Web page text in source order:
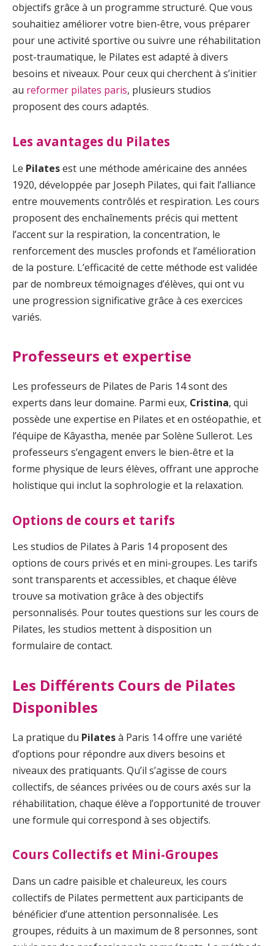
objectifs grâce à un programme structuré. Que vous
souhaitiez améliorer votre bien-être, vous préparer
pour une activité sportive ou suivre une réhabilitation
post-traumatique, le Pilates est adapté à divers
besoins et niveaux. Pour ceux qui cherchent à s’initier
au reformer pilates paris, plusieurs studios
proposent des cours adaptés.
Les avantages du Pilates
Le Pilatesest une méthode américaine des années
1920, développée par Joseph Pilates, qui fait l’alliance
entre mouvements contrôlés et respiration. Les cours
proposent des enchaînements précis qui mettent
l’accent sur la respiration, la concentration, le
renforcement des muscles profonds et l’amélioration
de la posture. L’efficacité de cette méthode est validée
par de nombreux témoignages d’élèves, qui ont vu
une progression significative grâce à ces exercices
variés.
Professeurs et expertise
Les professeurs de Pilates de Paris 14 sont des
experts dans leur domaine. Parmi eux, Cristina, qui
possède une expertise en Pilates et en ostéopathie, et
l’équipe de Kâyastha, menée par Solène Sullerot. Les
professeurs s’engagent envers le bien-être et la
forme physique de leurs élèves, offrant une approche
holistique qui inclut la sophrologie et la relaxation.
Options de cours et tarifs
Les studios de Pilates à Paris 14 proposent des
options de cours privés et en mini-groupes. Les tarifs
sont transparents et accessibles, et chaque élève
trouve sa motivation grâce à des objectifs
personnalisés. Pour toutes questions sur les cours de
Pilates, les studios mettent à disposition un
formulaire de contact.
Les Différents Cours de Pilates
Disponibles
La pratique du Pilatesà Paris 14 offre une variété
d’options pour répondre aux divers besoins et
niveaux des pratiquants. Qu’il s’agisse de cours
collectifs, de séances privées ou de cours axés sur la
réhabilitation, chaque élève a l’opportunité de trouver
une formule qui correspond à ses objectifs.
Cours Collectifs et Mini-Groupes
Dans un cadre paisible et chaleureux, les cours
collectifs de Pilates permettent aux participants de
bénéficier d’une attention personnalisée. Les
groupes, réduits à un maximum de 8 personnes, sont